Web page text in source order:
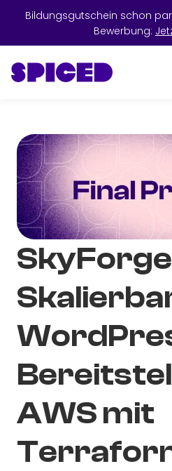
Bildungsgutschein schon
Bewerbung:
AWS mit